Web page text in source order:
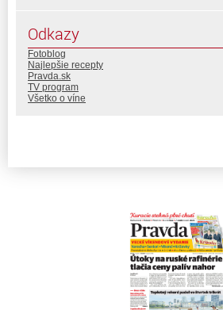
Odkazy
Fotoblog
Najlepšie recepty
Pravda.sk
TV program
Všetko o víne